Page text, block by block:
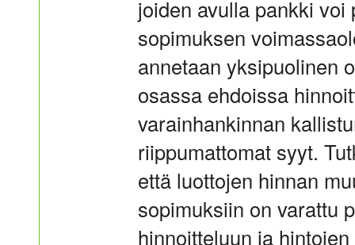
joiden avulla pankki
sopimuksen
annetaan yksipuolinen
osassa ehdoissa
varainhankinnan
riippumattomat syyt.
että luottojen hinnan
sopimuksiin on varattu
hinnoitteluun ja